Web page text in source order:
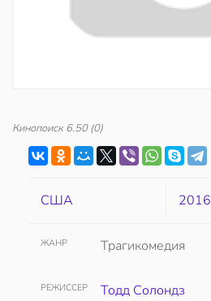
Кинопоиск 6.50(0)
США 2016
ЖАНР Трагикомедия
РЕЖИССЕР Тодд Солондз